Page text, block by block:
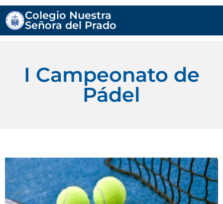
Colegio Nuestra
Señora del Prado
I Campeonato de
Pádel